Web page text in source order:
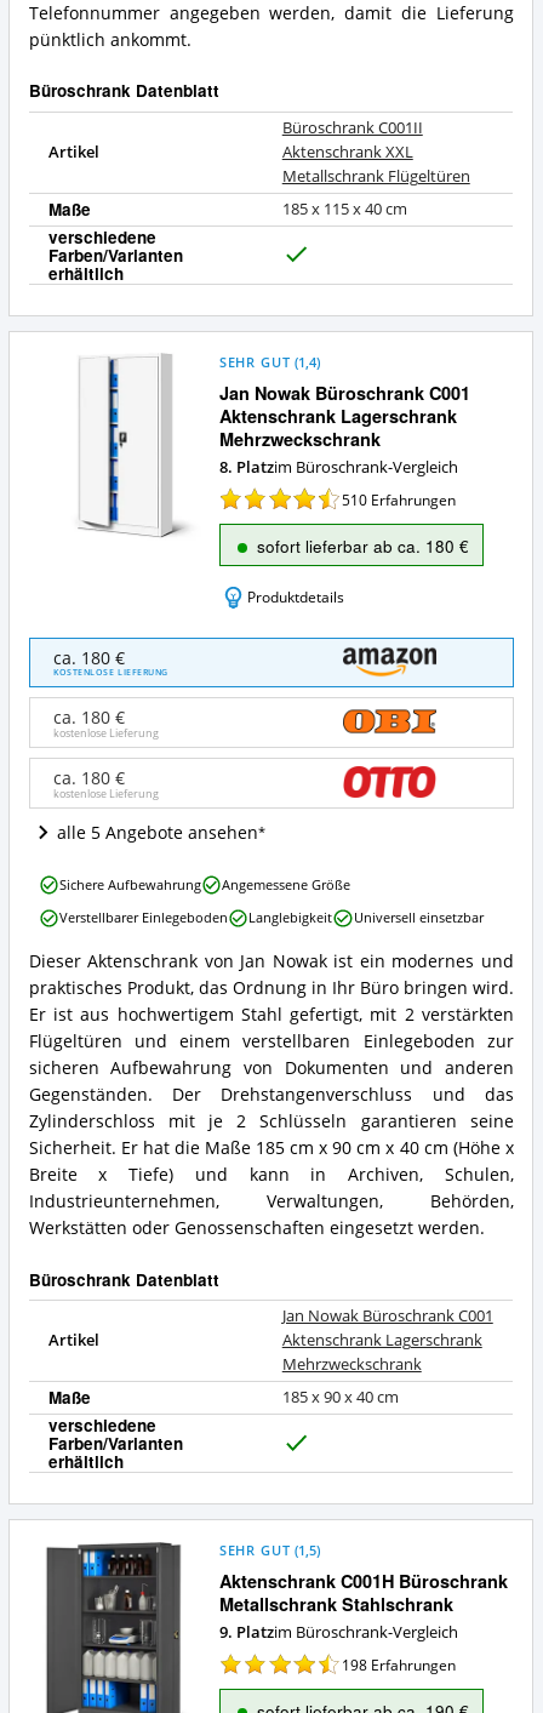
Telefonnummer angegeben werden, damit die Lieferung
pünktlich ankommt.
Büroschrank Datenblatt
Artikel
Büroschrank C001II
Aktenschrank XXL
Metallschrank Flügeltüren
Maße 185 x 115 x 40 cm
verschiedene
Farben/Varianten
erhältlich
a
Jan Nowak Büroschrank C001
Aktenschrank Lagerschrank
Mehrzweckschrank
SEHR GUT (1,4)
8. Platzim Büroschrank-Vergleich
510 Erfahrungen
sofort lieferbar ab ca. 180 €
Produktdetails
Jan
Nowak
Büroschrank
C001
Aktenschrank
Lagerschrank
Mehrzweckschrank
Angebote:
Wo
ist
Büroschrank
erhältlich?
ca. 180 €
KOSTENLOSE LIEFERUNG
ca. 180 €
kostenlose Lieferung
ca. 180 €
kostenlose Lieferung
alle 5 Angebote ansehen
Jan
Nowak
Büroschrank
C001
Aktenschrank
Lagerschrank
Mehrzweckschrank
Zusammenfassung:
Was
bietet
dieser
Büroschrank?
Dieser Aktenschrank von Jan Nowak ist ein modernes und
praktisches Produkt, das Ordnung in Ihr Büro bringen wird.
Er ist aus hochwertigem Stahl gefertigt, mit 2 verstärkten
Flügeltüren und einem verstellbaren Einlegeboden zur
sicheren Aufbewahrung von Dokumenten und anderen
Gegenständen. Der Drehstangenverschluss und das
Zylinderschloss mit je 2 Schlüsseln garantieren seine
Sicherheit. Er hat die Maße 185 cm x 90 cm x 40 cm (Höhe x
Breite x Tiefe) und kann in Archiven, Schulen,
Industrieunternehmen, Verwaltungen, Behörden,
Werkstätten oder Genossenschaften eingesetzt werden.
Büroschrank Datenblatt
Artikel
Jan Nowak Büroschrank C001
Aktenschrank Lagerschrank
Mehrzweckschrank
Maße 185 x 90 x 40 cm
verschiedene
Farben/Varianten
erhältlich
a
Jan
Nowak
Büroschrank
Aktenschrank
Lagerschrank
Mehrzweckschrank
Vorteile:
Was
spricht
für
diesen
Büroschrank?
Sichere Aufbewahrung
Angemessene Größe
Verstellbarer Einlegeboden
Langlebigkeit Universell einsetzbar
Aktenschrank C001H Büroschrank
Metallschrank Stahlschrank
SEHR GUT (1,5)
9. Platzim Büroschrank-Vergleich
198 Erfahrungen